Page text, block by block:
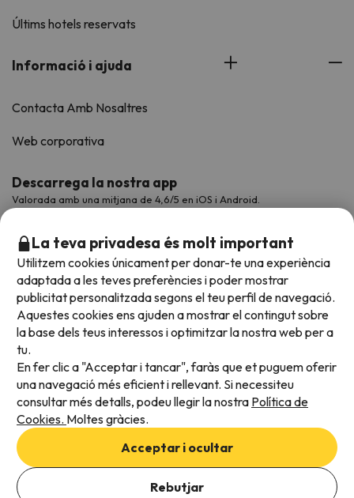
Afegeix les dates per comprovar la disponibilitat
Últims hotels reservats
Informació i ajuda
Contacta Amb Nosaltres
Web corporativa
Descarrega la nostra app
Valorada amb una mitjana de 4,6/5 en iOS i Android.
Acceptem
Condicions generals
Privadesa de dades
Política de cookies
La teva privadesa és molt important
Utilitzem cookies únicament per donar-te una experiència
adaptada a les teves preferències i poder mostrar
publicitat personalitzada segons el teu perfil de navegació.
Aquestes cookies ens ajuden a mostrar el contingut sobre
la base dels teus interessos i optimitzar la nostra web per a
tu.
En fer clic a "Acceptar i tancar", faràs que et puguem oferir
una navegació més eficient i rellevant. Si necessiteu
consultar més detalls, podeu llegir la nostra Política de
Cookies. Moltes gràcies.
Acceptar i ocultar
Rebutjar